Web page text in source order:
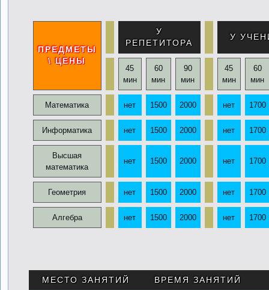
ПРЕДМЕТЫ
\ ЦЕНЫ
У
РЕПЕТИТОРА
У
45
мин
60
мин
90
мин
45
мин
60
мин
Математика нет 1500 2000 нет 1700
Информатика нет 1500 2000 нет 1700
Высшая
математика
нет 1500 2000 нет 1700
Геометрия нет 1500 2000 нет 1700
Алгебра нет 1500 2000 нет 1700
МЕСТО ЗАНЯТИЙ ВРЕМЯ ЗАНЯТИЙ